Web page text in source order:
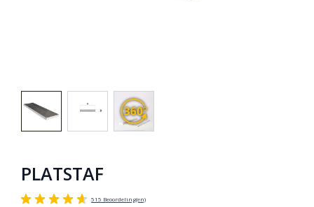
PLATSTAF
515 Beoordeling(en)